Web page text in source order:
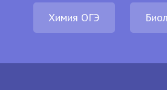
Химия ОГЭ